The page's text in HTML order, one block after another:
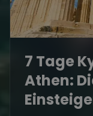
7 Tage
Athen: